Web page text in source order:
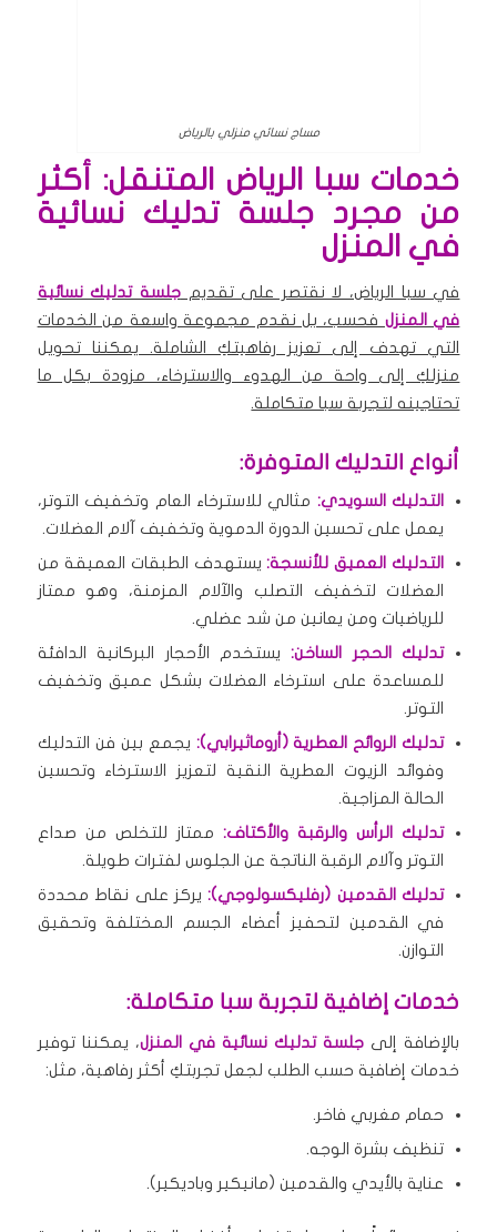
مساج نسائي منزلي بالرياض
خدمات سبا الرياض المتنقل: أكثر
من مجرد جلسة تدليك نسائية
في المنزل
في سبا الرياض، لا نقتصر على تقديمجلسة تدليك نسائية
في المنزل فحسب، بل نقدم مجموعة واسعة من الخدمات
التي تهدف إلى تعزيز رفاهيتكِ الشاملة. يمكننا تحويل
منزلكِ إلى واحة من الهدوء والاسترخاء، مزودة بكل ما
تحتاجينه لتجربة سبا متكاملة.
أنواع التدليك المتوفرة:
التدليك السويدي: مثالي للاسترخاء العام وتخفيف التوتر،
يعمل على تحسين الدورة الدموية وتخفيف آلام العضلات.
التدليك العميق للأنسجة:يستهدف الطبقات العميقة من
العضلات لتخفيف التصلب والآلام المزمنة، وهو ممتاز
للرياضيات ومن يعانين من شد عضلي.
تدليك الحجر الساخن:يستخدم الأحجار البركانية الدافئة
للمساعدة على استرخاء العضلات بشكل عميق وتخفيف
التوتر.
تدليك الروائح العطرية (أروماثيرابي): يجمع بين فن التدليك
وفوائد الزيوت العطرية النقية لتعزيز الاسترخاء وتحسين
الحالة المزاجية.
تدليك الرأس والرقبة والأكتاف:ممتاز للتخلص من صداع
التوتر وآلام الرقبة الناتجة عن الجلوس لفترات طويلة.
تدليك القدمين (رفليكسولوجي):يركز على نقاط محددة
في القدمين لتحفيز أعضاء الجسم المختلفة وتحقيق
التوازن.
خدمات إضافية لتجربة سبا متكاملة:
بالإضافة إلى جلسة تدليك نسائية في المنزل، يمكننا توفير
خدمات إضافية حسب الطلب لجعل تجربتكِ أكثر رفاهية، مثل:
حمام مغربي فاخر.
تنظيف بشرة الوجه.
عناية بالأيدي والقدمين (مانيكير وباديكير).